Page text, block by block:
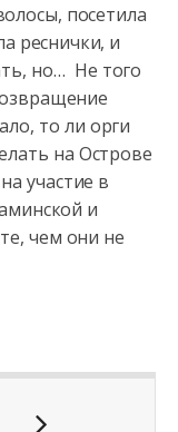
посетила
реснички, и
но… Не того
то ли орги
на Острове
участие в
и
чем они не